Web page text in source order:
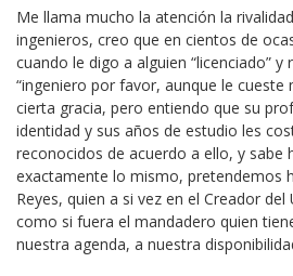
Me llama mucho la atención la
ingenieros, creo que en cientos de
cuando le digo a alguien “licenciado”
“ingeniero por favor, aunque le cueste
cierta gracia, pero entiendo que su
identidad y sus años de estudio les
reconocidos de acuerdo a ello, y sabe
exactamente lo mismo, pretendemos
Reyes, quien a si vez en el Creador
como si fuera el mandadero quien
nuestra agenda, a nuestra